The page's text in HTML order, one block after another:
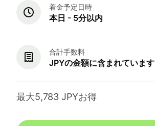
着金予定日時
本日 - 5分以内
合計手数料
JPYの金額に含まれています
最大5,783 JPYお得